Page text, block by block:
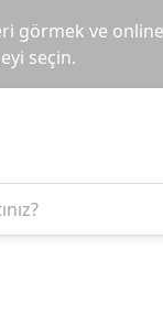
görmek ve
seçin.